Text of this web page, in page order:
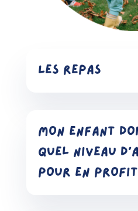
Les repas
Mon enfant
quel niveau
pour en